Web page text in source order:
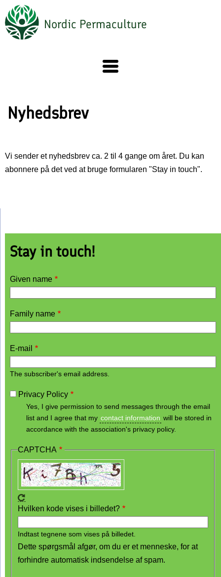
til
hovedindhold
Nordic Permaculture
Nyhedsbrev
Vi sender et nyhedsbrev ca. 2 til 4 gange om året. Du kan
abonnere på det ved at bruge formularen "Stay in touch".
Stay in touch!
Given name
Family name
E-mail
The subscriber's email address.
Privacy Policy
Yes, I give permission to send messages through the email
list and I agree that my contact information will be stored in
accordance with the association's privacy policy.
CAPTCHA
Hvilken kode vises i billedet?
Indtast tegnene som vises på billedet.
Dette spørgsmål afgør, om du er et menneske, for at
forhindre automatisk indsendelse af spam.